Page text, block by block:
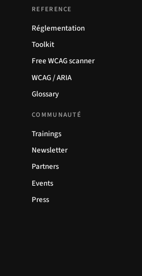
REFERENCE
Réglementation
Toolkit
Free WCAG scanner
WCAG / ARIA
Glossary
COMMUNAUTÉ
Trainings
Newsletter
Partners
Events
Press